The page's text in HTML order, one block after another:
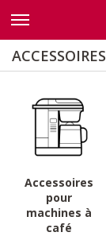
ACCESSOIRES
Transparent
A - Z
Z - A
Accessoires
pour
machines à
café